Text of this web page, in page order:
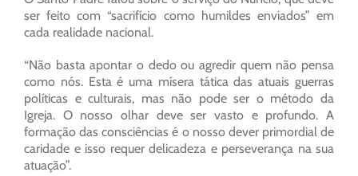
ser feito com “sacrifício como humildes enviados” em
cada realidade nacional.
“Não basta apontar o dedo ou agredir quem não pensa
como nós. Esta é uma mísera tática das atuais guerras
políticas e culturais, mas não pode ser o método da
Igreja. O nosso olhar deve ser vasto e profundo. A
formação das consciências é o nosso dever primordial de
caridade e isso requer delicadeza e perseverança na sua
atuação”.